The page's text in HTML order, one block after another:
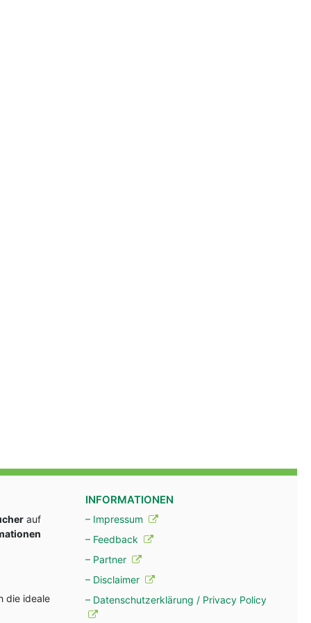
auf
die ideale
INFORMATIONEN
– Impressum
– Feedback
– Partner
– Disclaimer
– Datenschutzerklärung / Privacy Policy